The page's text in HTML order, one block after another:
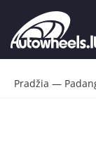
Pradžia —